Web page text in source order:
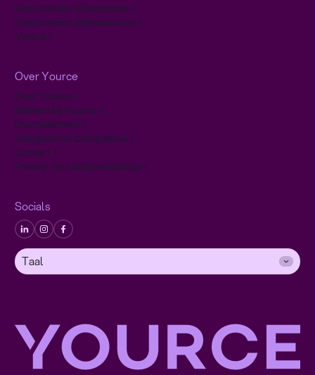
Klantcontact uitbesteden
Klantcontact optimaliseren
Yava.ai
Over Yource
Over Yource
Werken bij Yource
Duurzaamheid
Veiligheid en Compliance
Contact
Privacy- en cookieverklaring
Socials
Taal